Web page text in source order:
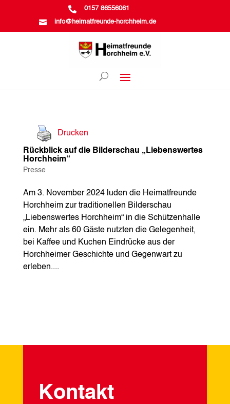
 0157 86556061
 info@heimatfreunde-horchheim.de
Drucken
Rückblick auf die Bilderschau „Liebenswertes
Horchheim“
Presse
Am 3. November 2024 luden die Heimatfreunde
Horchheim zur traditionellen Bilderschau
„Liebenswertes Horchheim“ in die Schützenhalle
ein. Mehr als 60 Gäste nutzten die Gelegenheit,
bei Kaffee und Kuchen Eindrücke aus der
Horchheimer Geschichte und Gegenwart zu
erleben....
Kontakt